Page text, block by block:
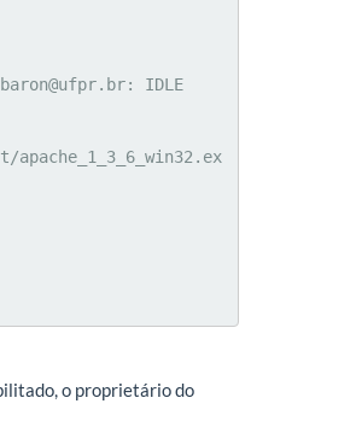
IDLE
o proprietário do